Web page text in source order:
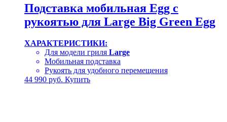
Подставка мобильная Egg с
рукоятью для Large Big Green Egg
ХАРАКТЕРИСТИКИ:
Для модели гриля Large
Мобильная подставка
Рукоять для удобного перемещения
44 990 руб. Купить